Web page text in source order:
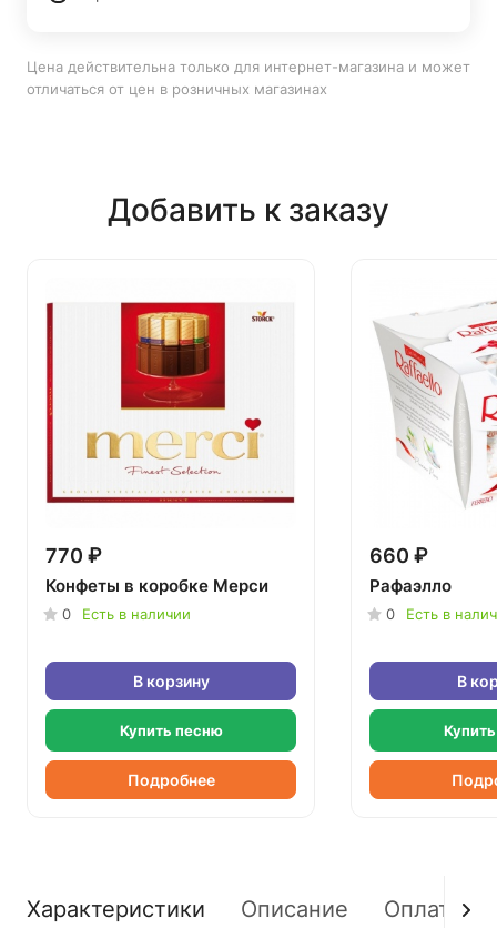
Цена действительна только для интернет-магазина и может
отличаться от цен в розничных магазинах
Добавить к заказу
770 ₽
Конфеты в коробке Мерси
0 Есть в наличии
В корзину
Купить песню
Подробнее
660 ₽
Рафаэлло
0 Есть в
В
Характеристики Описание Оплата